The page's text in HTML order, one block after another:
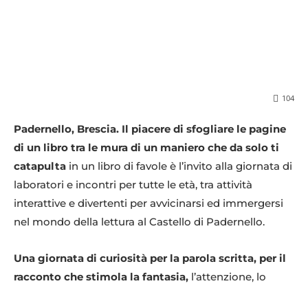
104
Padernello, Brescia. Il piacere di sfogliare le pagine
di un libro tra le mura di un maniero che da solo ti
catapulta in un libro di favole è l’invito alla giornata di
laboratori e incontri per tutte le età, tra attività
interattive e divertenti per avvicinarsi ed immergersi
nel mondo della lettura al Castello di Padernello.
Una giornata di curiosità per la parola scritta, per il
racconto che stimola la fantasia, l’attenzione, lo